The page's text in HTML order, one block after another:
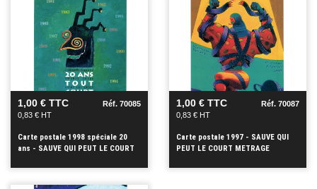
VOIR
+
1,00 € TTC
0,83 € HT
Réf. 70085
Carte postale 1998 spéciale 20
ans - SAUVE QUI PEUT LE COURT
VOIR
+
1,00 € TTC
0,83 € HT
Réf. 70087
Carte postale 1997 - SAUVE QUI
PEUT LE COURT METRAGE